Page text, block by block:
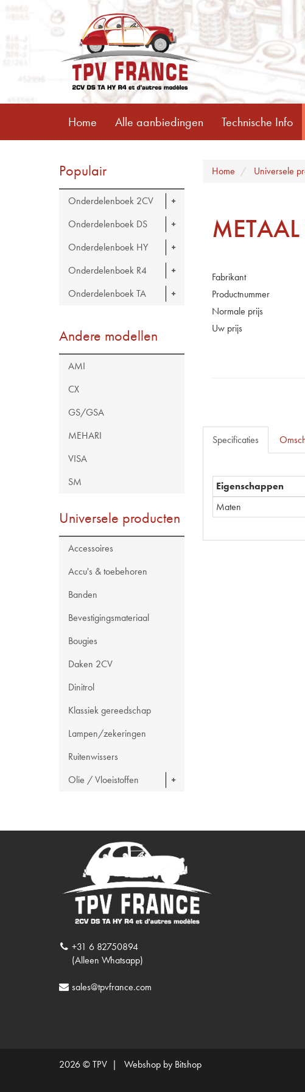
Home Alle aanbiedingen Technische Info
Populair
Onderdelenboek 2CV
Onderdelenboek DS
Onderdelenboek HY
Onderdelenboek R4
Onderdelenboek TA
Andere modellen
AMI
CX
GS/GSA
MEHARI
VISA
SM
Universele producten
Accessoires
Accu's & toebehoren
Banden
Bevestigingsmateriaal
Bougies
Daken 2CV
Dinitrol
Klassiek gereedschap
Lampen/zekeringen
Ruitenwissers
Olie / Vloeistoffen
Home Universele
Fabrikant
Productnummer
Normale prijs
Uw prijs
Specificaties
Eigenschappen
Maten
+31 6 82750894
(Alleen Whatsapp)
sales@tpvfrance.com
2026 © TPV | Webshop by Bitshop